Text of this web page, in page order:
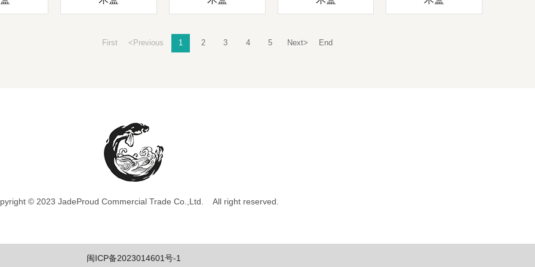
First <Previous 1 2 3 4 5 Next> End
© 2023 JadeProud Commercial Trade Co.,Ltd. All right reserved.
闽ICP备2023014601号-1